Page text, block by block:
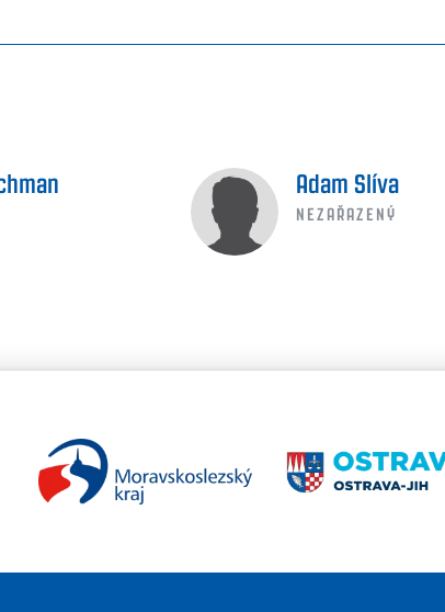
Adam Slíva
NEZAŘAZENÝ